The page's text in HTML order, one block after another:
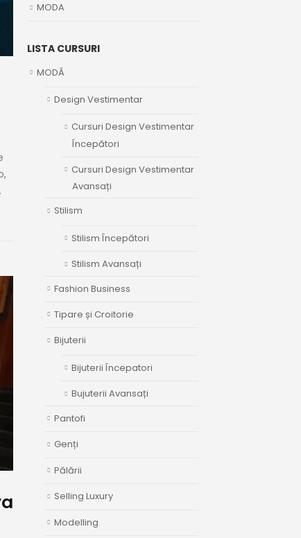
MODA
LISTA CURSURI
MODĂ
Design Vestimentar
Cursuri Design Vestimentar
Începători
Cursuri Design Vestimentar
Avansați
Stilism
Stilism Începători
Stilism Avansați
Fashion Business
Tipare și Croitorie
Bijuterii
Bijuterii Începatori
Bujuterii Avansați
Pantofi
Genți
Pălării
Selling Luxury
Modelling